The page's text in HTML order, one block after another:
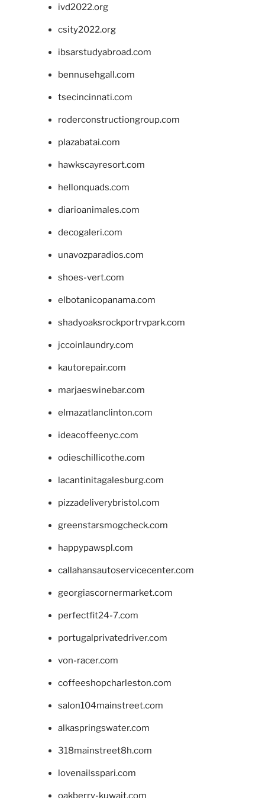
ivd2022.org
csity2022.org
ibsarstudyabroad.com
bennusehgall.com
tsecincinnati.com
roderconstructiongroup.com
plazabatai.com
hawkscayresort.com
hellonquads.com
diarioanimales.com
decogaleri.com
unavozparadios.com
shoes-vert.com
elbotanicopanama.com
shadyoaksrockportrvpark.com
jccoinlaundry.com
kautorepair.com
marjaeswinebar.com
elmazatlanclinton.com
ideacoffeenyc.com
odieschillicothe.com
lacantinitagalesburg.com
pizzadeliverybristol.com
greenstarsmogcheck.com
happypawspl.com
callahansautoservicecenter.com
georgiascornermarket.com
perfectfit24-7.com
portugalprivatedriver.com
von-racer.com
coffeeshopcharleston.com
salon104mainstreet.com
alkaspringswater.com
318mainstreet8h.com
lovenailsspari.com
oakberry-kuwait.com